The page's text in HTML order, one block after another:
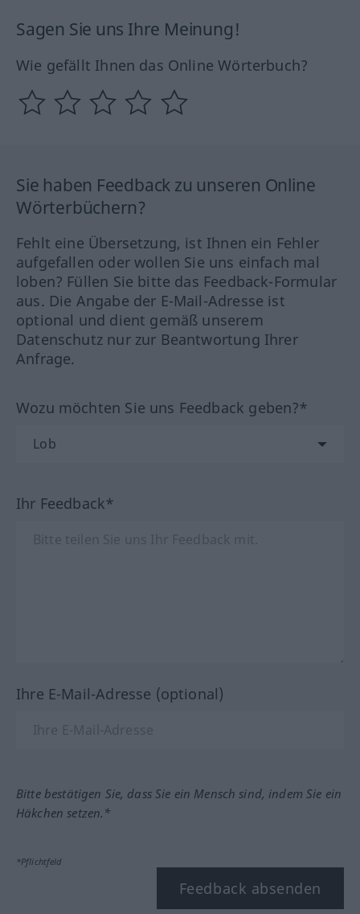
Sagen Sie uns Ihre Meinung!
Wie gefällt Ihnen das Online Wörterbuch?
Sie haben Feedback zu unseren Online
Wörterbüchern?
Fehlt eine Übersetzung, ist Ihnen ein Fehler
aufgefallen oder wollen Sie uns einfach mal
loben? Füllen Sie bitte das Feedback-Formular
aus. Die Angabe der E-Mail-Adresse ist
optional und dient gemäß unserem
Datenschutz nur zur Beantwortung Ihrer
Anfrage.
Wozu möchten Sie uns Feedback geben?*
Ihr Feedback*
Ihre E-Mail-Adresse (optional)
Bitte bestätigen Sie, dass Sie ein Mensch sind, indem Sie ein
Häkchen setzen.*
*Pflichtfeld
Feedback absenden